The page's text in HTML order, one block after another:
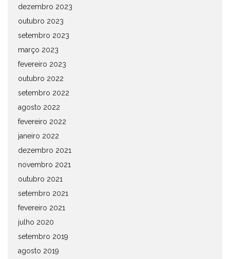
dezembro 2023
outubro 2023
setembro 2023
março 2023
fevereiro 2023
outubro 2022
setembro 2022
agosto 2022
fevereiro 2022
janeiro 2022
dezembro 2021
novembro 2021
outubro 2021
setembro 2021
fevereiro 2021
julho 2020
setembro 2019
agosto 2019